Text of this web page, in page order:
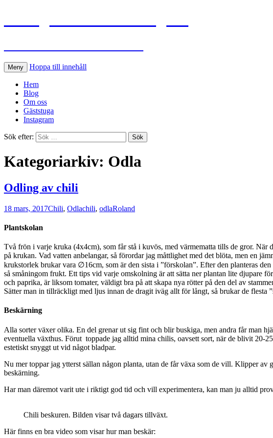
Meny Hoppa till innehåll
Hem
Blog
Om oss
Gäststuga
Instagram
Sök efter:
Kategoriarkiv: Odla
Odling av chili
18 mars, 2017Chili, Odlachili, odlaRoland
Plantskolan
Två frön i varje kruka (4x4cm), som får stå i kuvös, med värmematta tills de gror. När
på krukan. Vad vatten anbelangar, så förordar jag måttlighet med det blöta, men en
krukstorlek brukar vara ∅16cm, som är den sista i ”förskolan”. Efter den planteras
så småningom frukt. Ett tips vid varje omskolning är att sätta ner plantan lite djupare
och paprika, är liksom tomater, väldigt bra på att skapa nya rötter på den del av
Sätter man in tillräckligt med ljus innan de dragit iväg allt för långt, så brukar de flesta
Beskärning
Alla sorter växer olika. En del grenar ut sig fint och blir buskiga, men andra får man
eventuella växthus. Förut toppade jag alltid mina chilis, oavsett sort, när de blivit 20-
estetiskt snyggt ut vid något bladpar.
Nu mer toppar jag ytterst sällan någon planta, utan de får växa som de vill. Klipper
beskärning.
Har man däremot varit ute i riktigt god tid och vill experimentera, kan man ju alltid
Chili beskuren. Bilden visar två dagars tillväxt.
Här finns en bra video som visar hur man beskär: